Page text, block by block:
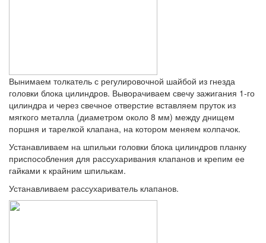
Вынимаем толкатель с регулировочной шайбой из гнезда
головки блока цилиндров. Выворачиваем свечу зажигания 1‑го
цилиндра и через свечное отверстие вставляем пруток из
мягкого металла (диаметром около 8 мм) между днищем
поршня и тарелкой клапана, на котором меняем колпачок.
Устанавливаем на шпильки головки блока цилиндров планку
приспособления для рассухаривания клапанов и крепим ее
гайками к крайним шпилькам.
Устанавливаем рассухариватель клапанов.